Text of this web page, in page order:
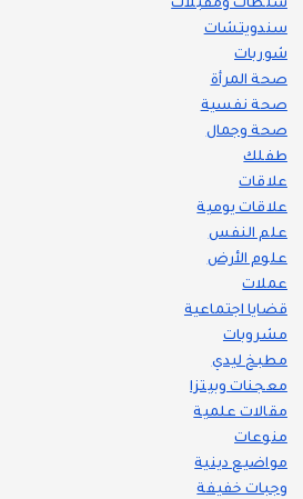
سلطات ومقبلات
سندويتشات
شوربات
صحة المرأة
صحة نفسية
صحة وجمال
طفلك
علاقات
علاقات يومية
علم النفس
علوم الأرض
عملات
قضايا اجتماعية
مشروبات
مطبخ ليدي
معجنات وبيتزا
مقالات علمية
منوعات
مواضيع دينية
وجبات خفيفة